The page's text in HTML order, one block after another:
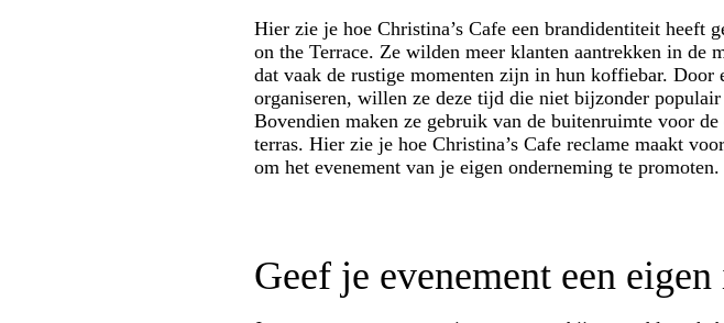
Hier zie je hoe Christina’s Cafe een brandidentiteit heeft
on the Terrace. Ze wilden meer klanten aantrekken in de
dat vaak de rustige momenten zijn in hun koffiebar. Door
organiseren, willen ze deze tijd die niet bijzonder
Bovendien maken ze gebruik van de buitenruimte voor
terras. Hier zie je hoe Christina’s Cafe reclame maakt
om het evenement van je eigen onderneming te promoten.
Geef je evenement een